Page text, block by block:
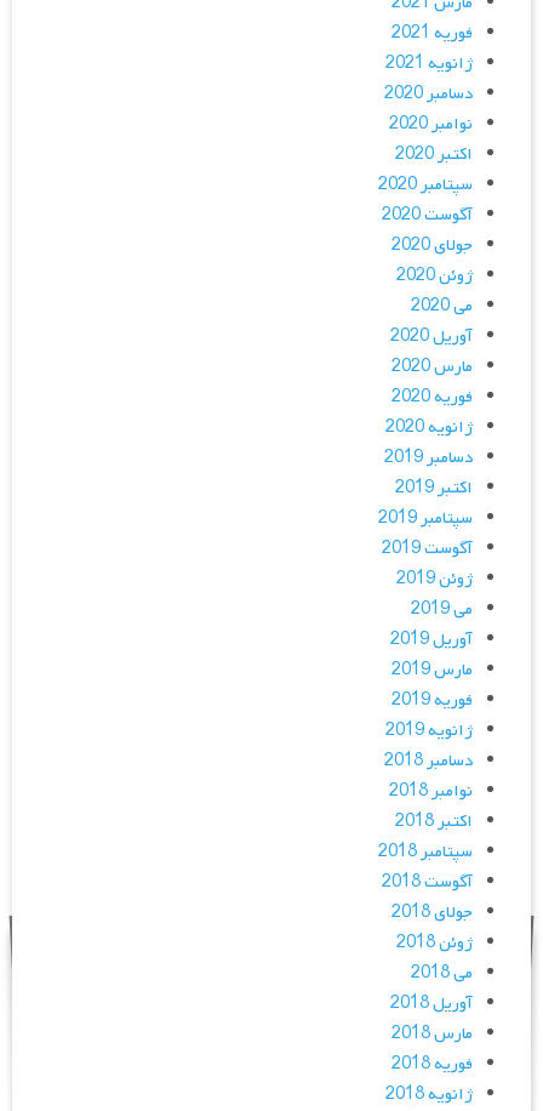
فوریه 2021
ژانویه 2021
دسامبر 2020
نوامبر 2020
اکتبر 2020
سپتامبر 2020
آگوست 2020
جولای 2020
ژوئن 2020
می 2020
آوریل 2020
مارس 2020
فوریه 2020
ژانویه 2020
دسامبر 2019
اکتبر 2019
سپتامبر 2019
آگوست 2019
ژوئن 2019
می 2019
آوریل 2019
مارس 2019
فوریه 2019
ژانویه 2019
دسامبر 2018
نوامبر 2018
اکتبر 2018
سپتامبر 2018
آگوست 2018
جولای 2018
ژوئن 2018
می 2018
آوریل 2018
مارس 2018
فوریه 2018
ژانویه 2018